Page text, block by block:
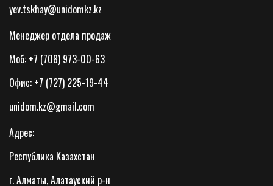
yev.tskhay@unidomkz.kz
Менеджер отдела продаж
Моб: +7 (708) 973-00-63
Офис: +7 (727) 225-19-44
unidom.kz@gmail.com
Адрес:
Республика Казахстан
г. Алматы, Алатауский р-н